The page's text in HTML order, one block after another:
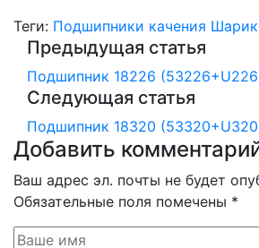
Теги: Подшипники качения
Предыдущая статья
Подшипник 18226
Следующая статья
Подшипник 18320
Добавить
Ваш адрес эл. почты не будет
Обязательные поля помечены *